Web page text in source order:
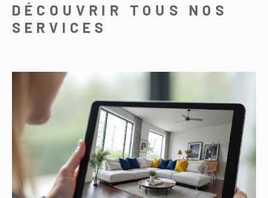
DÉCOUVRIR TOUS NOS
SERVICES